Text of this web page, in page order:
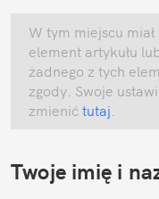
W tym miejscu
element artykułu
żadnego z tych
zgody. Swoje
zmienić tutaj
Twoje imię i